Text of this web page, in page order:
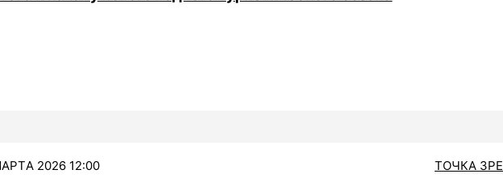
2026 12:00 ТОЧКА